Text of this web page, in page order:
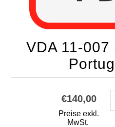
VDA 11-
€140,00
Preise exkl.
MwSt.